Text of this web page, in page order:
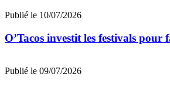
Publié le 10/07/2026
O’Tacos investit les festivals
Publié le 09/07/2026